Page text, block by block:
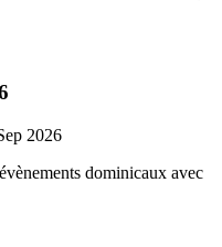
2026
dominicaux avec